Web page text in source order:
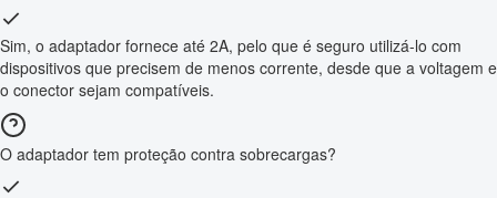
Sim, o adaptador fornece até 2A, pelo que é seguro utilizá-lo com
dispositivos que precisem de menos corrente, desde que a voltagem e
o conector sejam compatíveis.
O adaptador tem proteção contra sobrecargas?